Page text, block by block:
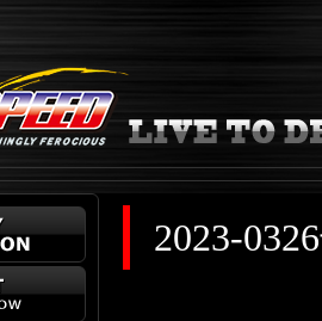
2023-